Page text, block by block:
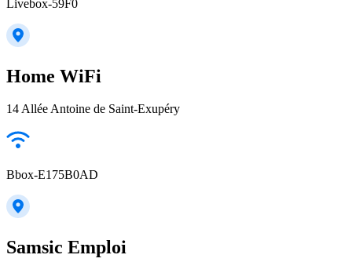
Livebox-59F0
Home WiFi
14 Allée Antoine de Saint-Exupéry
Bbox-E175B0AD
Samsic Emploi